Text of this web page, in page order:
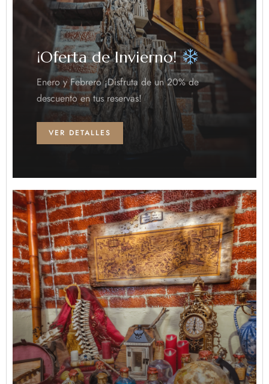
¡Oferta de Invierno!
Enero y Febrero ¡Disfruta de un 20% de
descuento en tus reservas!
VER DETALLES